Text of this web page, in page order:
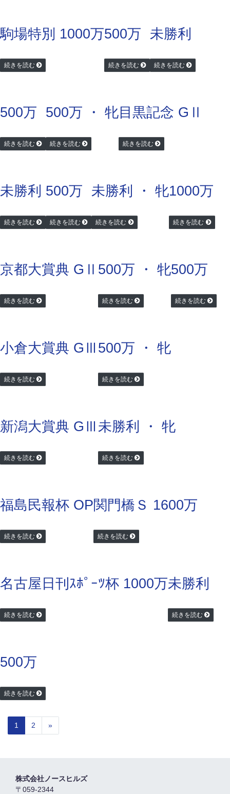
駒場特別 1000万
続きを読む
500万
続きを読む
未勝利
続きを読む
500万
続きを読む
500万 ・ 牝
続きを読む
目黒記念 GⅡ
続きを読む
未勝利
続きを読む
500万
続きを読む
未勝利 ・ 牝
続きを読む
1000万
続きを読む
京都大賞典 GⅡ
続きを読む
500万 ・ 牝
続きを読む
500万
続きを読む
小倉大賞典 GⅢ
続きを読む
500万 ・ 牝
続きを読む
新潟大賞典 GⅢ
続きを読む
未勝利 ・ 牝
続きを読む
福島民報杯 OP
続きを読む
関門橋Ｓ 1600万
続きを読む
名古屋日刊ｽﾎﾟｰﾂ杯 1000万
続きを読む
未勝利
続きを読む
500万
続きを読む
1 2 »
株式会社ノースヒルズ
〒059-2344